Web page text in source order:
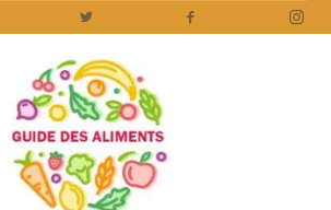
Aliments